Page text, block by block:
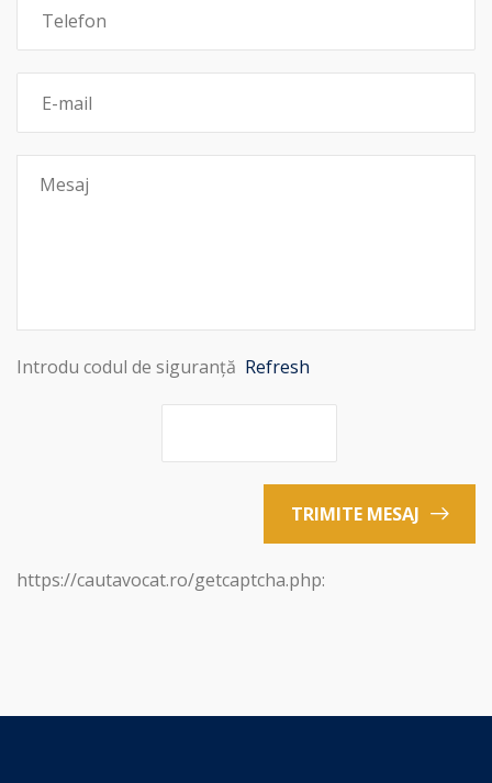
Introdu codul de siguranță Refresh
TRIMITE MESAJ
https://cautavocat.ro/getcaptcha.php: